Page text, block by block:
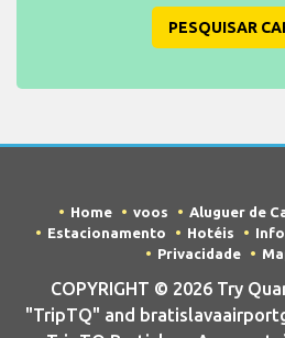
PESQUISAR
Home voos Aluguer de
Estacionamento
Hotéis
Privacidade
COPYRIGHT © 2026 Try
"TripTQ" and